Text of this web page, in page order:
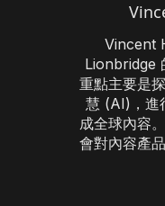
Vincent
Lionbridge
重點主要是
慧 (AI)，進
成全球內容
會對內容產